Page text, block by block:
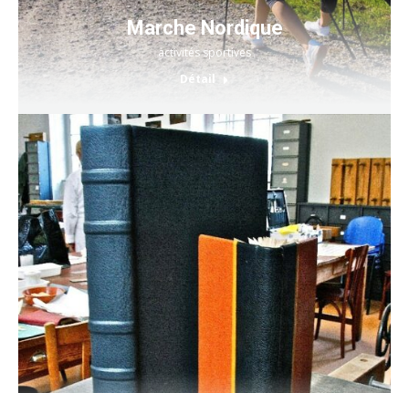
Marche Nordique
activités sportives
Détail